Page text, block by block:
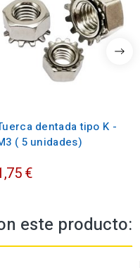
dentada tipo K -
( 5 unidades)
€
este producto: